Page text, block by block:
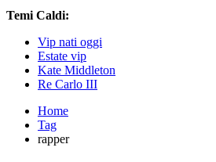
Temi Caldi:
Vip nati oggi
Estate vip
Kate Middleton
Re Carlo III
Home
Tag
rapper